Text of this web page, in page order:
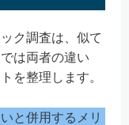
ク調査は、似て
は両者の違い
を整理します。
と併用するメリ